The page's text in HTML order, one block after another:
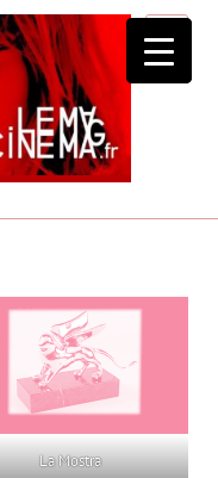
menu
La Mostra